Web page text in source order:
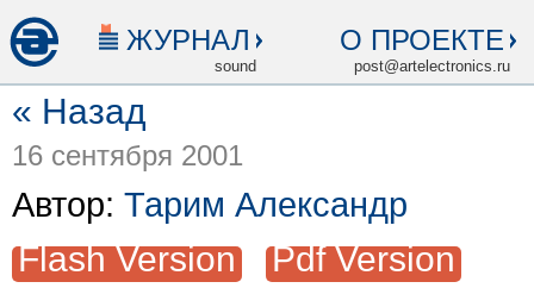
ЖУРНАЛ
sound
О ПРОЕКТЕ
post@artelectronics.ru
« Назад
16 сентября 2001
Автор: Тарим Александр
Flash Version Pdf Version